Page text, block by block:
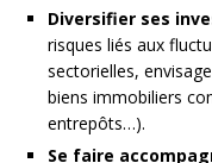
Diversifier ses
risques liés aux
sectorielles,
biens immobiliers
entrepôts…).
Se faire